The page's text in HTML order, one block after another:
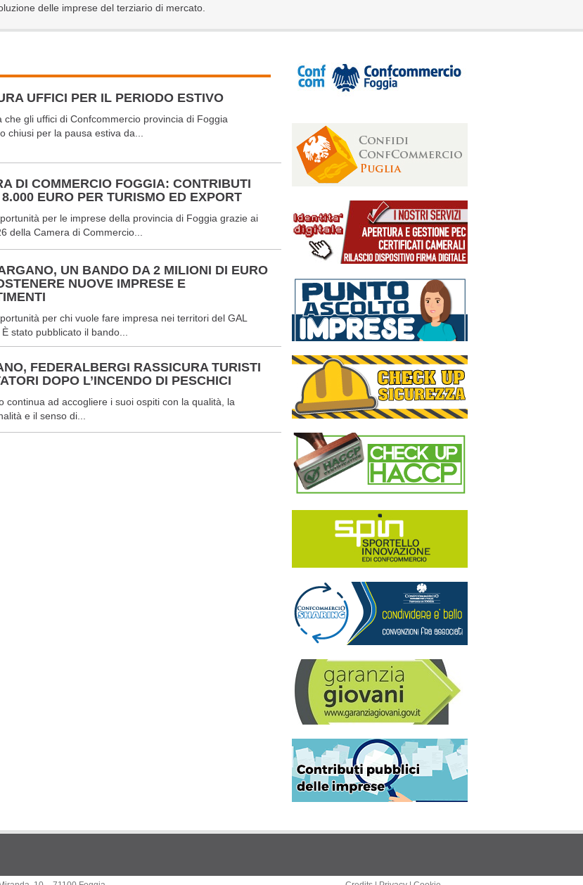
delle imprese del terziario di mercato.
UFFICI PER IL PERIODO ESTIVO
che gli uffici di Confcommercio provincia di Foggia
chiusi per la pausa estiva da...
DI COMMERCIO FOGGIA: CONTRIBUTI
EURO PER TURISMO ED EXPORT
per le imprese della provincia di Foggia grazie ai
della Camera di Commercio...
UN BANDO DA 2 MILIONI DI EURO
NUOVE IMPRESE E
per chi vuole fare impresa nei territori del GAL
stato pubblicato il bando...
FEDERALBERGI RASSICURA TURISTI
DOPO L’INCENDO DI PESCHICI
continua ad accogliere i suoi ospiti con la qualità, la
e il senso di...